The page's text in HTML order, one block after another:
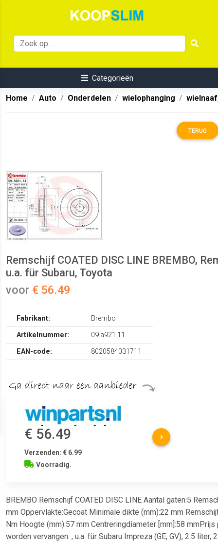
Categorieën
Home Auto Onderdelen wielophanging
TERUG
Remschijf COATED DISC LINE BREMBO,
u.a. für Subaru, Toyota
voor € 56.49
Fabrikant:
Brembo
Artikelnummer:
09.a921.11
EAN-code:
8020584031711
€ 56.49
Verzenden: € 6.99
Voorradig.
BREMBO Remschijf COATED DISC LINE Aantal gaten:5
mm Oppervlakte:Gecoat Minimale dikte (mm):22 mm
Nm Hoogte (mm):57 mm Centreringdiameter [mm]:58
worden vervangen. , u.a. für Subaru Impreza (GE, GV), 2.5